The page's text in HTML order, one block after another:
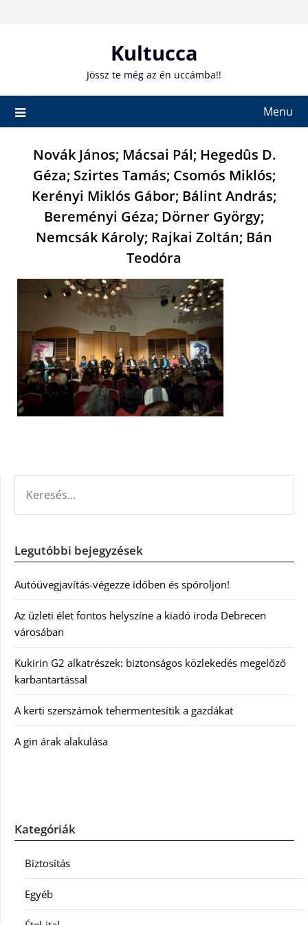
Kultucca
Jössz te még az én uccámba!!
Menu
Novák János; Mácsai Pál; Hegedûs D.
Géza; Szirtes Tamás; Csomós Miklós;
Kerényi Miklós Gábor; Bálint András;
Bereményi Géza; Dörner György;
Nemcsák Károly; Rajkai Zoltán; Bán
Teodóra
Legutóbbi bejegyzések
Autóüvegjavítás-végezze időben és spóroljon!
Az üzleti élet fontos helyszíne a kiadó iroda Debrecen
városában
Kukirin G2 alkatrészek: biztonságos közlekedés megelőző
karbantartással
A kerti szerszámok tehermentesítik a gazdákat
A gin árak alakulása
Kategóriák
Biztosítás
Egyéb